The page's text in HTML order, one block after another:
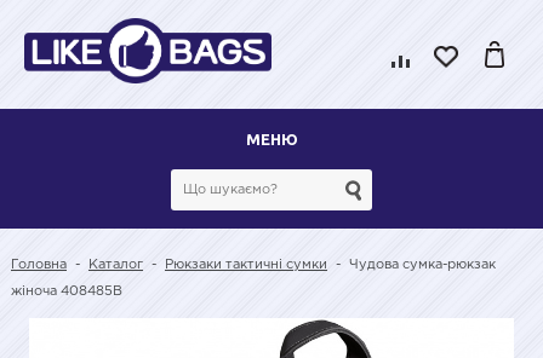
МЕНЮ
Головна - Каталог - Рюкзаки тактичні сумки - Чудова сумка-рюкзак
жіноча 408485B